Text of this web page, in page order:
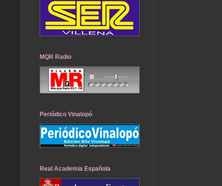
MQR Radio
Periódico Vinalopó
Real Academia Española